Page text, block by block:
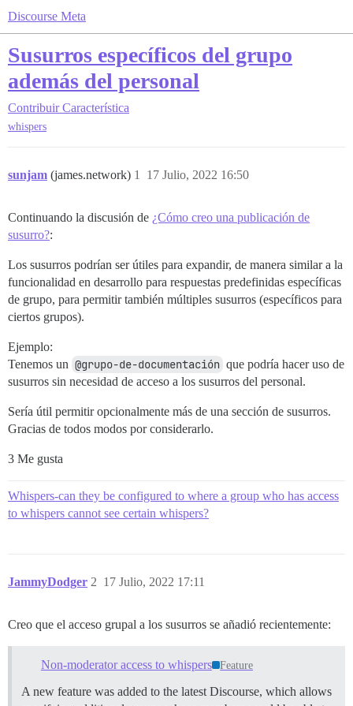
Discourse Meta
Susurros específicos del grupo
además del personal
Contribuir Característica
whispers
sunjam (james.network) 17 Julio, 2022 16:50
1
Continuando la discusión de ¿Cómo creo una publicación de
susurro?:
Los susurros podrían ser útiles para expandir, de manera similar a la
funcionalidad en desarrollo para respuestas predefinidas específicas
de grupo, para permitir también múltiples susurros (específicos para
ciertos grupos).
Ejemplo:
Tenemos un @grupo-de-documentación que podría hacer uso de
susurros sin necesidad de acceso a los susurros del personal.
Sería útil permitir opcionalmente más de una sección de susurros.
Gracias de todos modos por considerarlo.
3 Me gusta
Whispers-can they be configured to where a group who has access
to whispers cannot see certain whispers?
JammyDodger 17 Julio, 2022 17:11
2
Creo que el acceso grupal a los susurros se añadió recientemente:
Non-moderator access to whispers Feature
A new feature was added to the latest Discourse, which allows